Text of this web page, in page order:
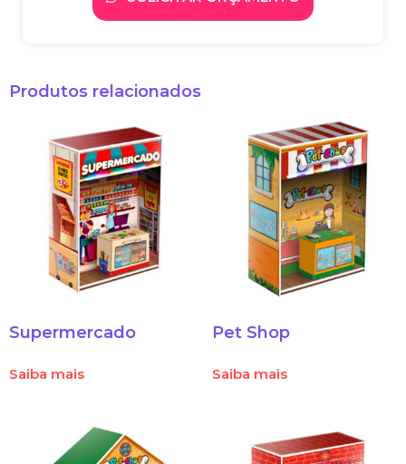
Produtos relacionados
Supermercado
Saiba mais
Pet Shop
Saiba mais